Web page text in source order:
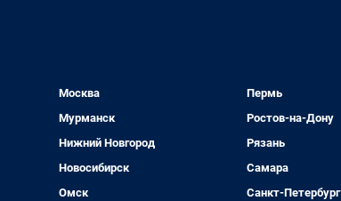
Москва
Мурманск
Нижний Новгород
Новосибирск
Омск
Пермь
Ростов-на-Дону
Рязань
Самара
Санкт-Петербург